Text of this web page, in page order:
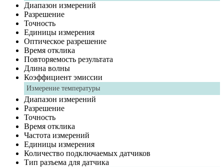
Диапазон измерений
Разрешение
Точность
Единицы измерения
Оптическое разрешение
Время отклика
Повторяемость результата
Длина волны
Коэффициент эмиссии
Измерение температуры
Диапазон измерений
Разрешение
Точность
Время отклика
Частота измерений
Единицы измерения
Количество подключаемых датчиков
Тип разъема для датчика